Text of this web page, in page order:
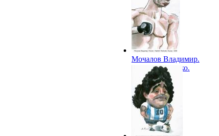
Мочалов Владимир.
Виталий Кличко.
2009